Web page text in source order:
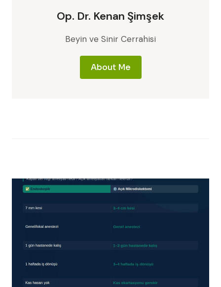
Op. Dr. Kenan Şimşek
Beyin ve Sinir Cerrahisi
About Me